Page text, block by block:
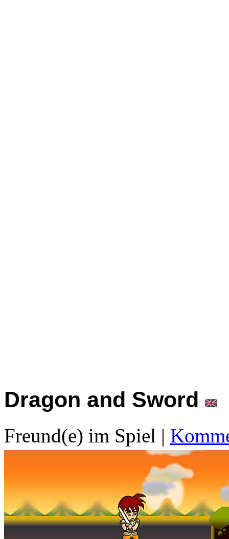
Dragon and Sword
Freund(e) im Spiel |